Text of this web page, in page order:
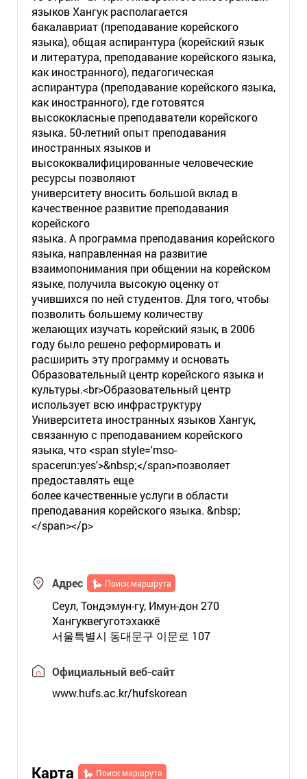
языков Хангук располагается
бакалавриат (преподавание корейского
языка), общая аспирантура (корейский язык
и литература, преподавание корейского языка,
как иностранного), педагогическая
аспирантура (преподавание корейского языка,
как иностранного), где готовятся
высококласные преподаватели корейского
языка. 50-летний опыт преподавания
иностранных языков и
высококвалифицированные человеческие
ресурсы позволяют
университету вносить большой вклад в
качественное развитие преподавания
корейского
языка. А программа преподавания корейского
языка, направленная на развитие
взаимопонимания при общении на корейском
языке, получила высокую оценку от
учившихся по ней студентов. Для того, чтобы
позволить большему количеству
желающих изучать корейский язык, в 2006
году было решено реформировать и
расширить эту программу и основать
Образовательный центр корейского языка и
культуры.<br>Образовательный центр
использует всю инфраструктуру
Университета иностранных языков Хангук,
связанную с преподаванием корейского
языка, что <span style='mso-
spacerun:yes'>&nbsp;</span>позволяет
предоставлять еще
более качественные услуги в области
преподавания корейского языка. &nbsp;
</span></p>
Адрес Поиск маршрута
Сеул, Тондэмун-гу, Имун-дон 270
Хангуквегуготэхаккё
서울특별시 동대문구 이문로 107
Официальный веб-сайт
www.hufs.ac.kr/hufskorean
Карта Поиск маршрута